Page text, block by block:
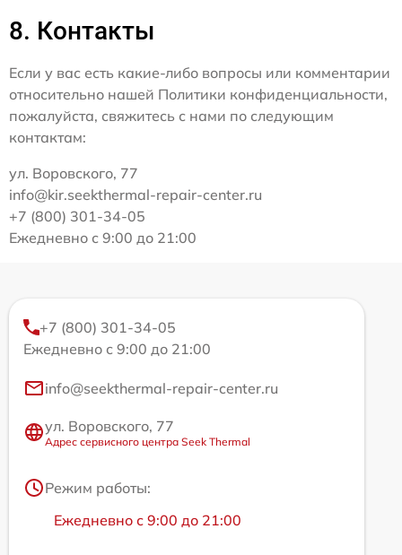
8. Контакты
Если у вас есть какие-либо вопросы или комментарии
относительно нашей Политики конфиденциальности,
пожалуйста, свяжитесь с нами по следующим
контактам:
ул. Воровского, 77
info@kir.seekthermal-repair-center.ru
+7 (800) 301-34-05
Ежедневно с 9:00 до 21:00
+7 (800) 301-34-05
Ежедневно с 9:00 до 21:00
info@seekthermal-repair-center.ru
ул. Воровского, 77
Адрес сервисного центра Seek Thermal
Режим работы:
Ежедневно с 9:00 до 21:00